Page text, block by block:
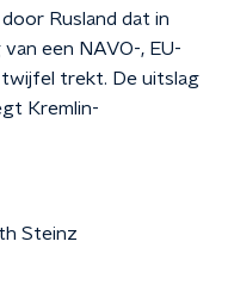
Rusland dat in
een NAVO-, EU-
twijfel trekt. De uitslag
Kremlin-
Steinz